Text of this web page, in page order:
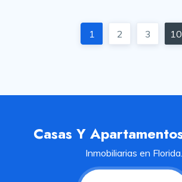
1 2 3 10
Casas Y
Inmobiliarias en Florida.